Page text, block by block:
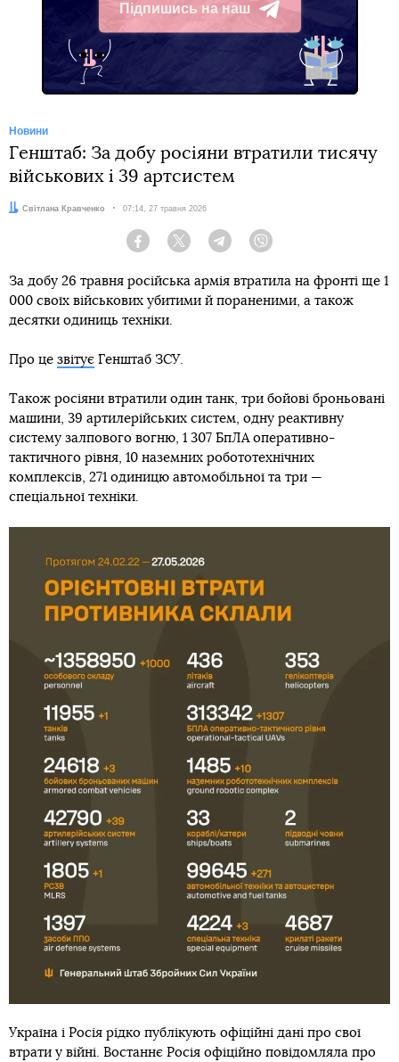
Підпишись на наш
Telegram
Новини
Генштаб: За добу росіяни втратили тисячу
військових і 39 артсистем
Автор:
Світлана Кравченко Дата:
07:14, 27 травня 2026
Facebook Twitter Telegram
За добу 26 травня російська армія втратила на фронті ще 1
000 своїх військових убитими й пораненими, а також
десятки одиниць техніки.
Про це звітує Генштаб ЗСУ.
Також росіяни втратили один танк, три бойові броньовані
машини, 39 артилерійських систем, одну реактивну
систему залпового вогню, 1 307 БпЛА оперативно-
тактичного рівня, 10 наземних робототехнічних
комплексів, 271 одиницю автомобільної та три —
спеціальної техніки.
Україна і Росія рідко публікують офіційні дані про свої
втрати у війні. Востаннє Росія офіційно повідомляла про